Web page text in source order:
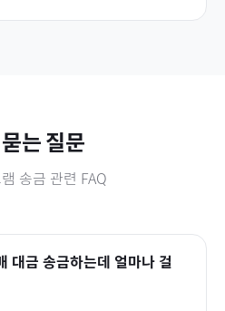
는 질문
송금 관련 FAQ
대금 송금하는데 얼마나 걸